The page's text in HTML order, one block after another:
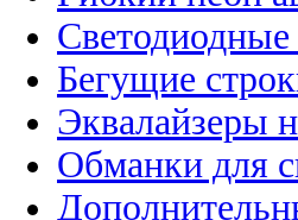
Светодиодные
Бегущие
Эквалайзеры
Обманки для